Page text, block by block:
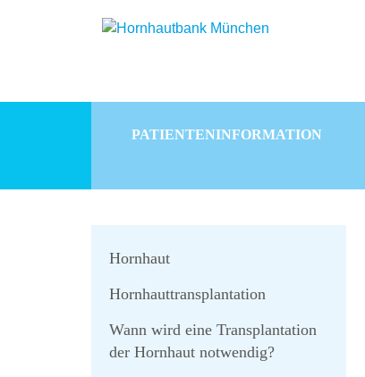
PATIENTENINFORMATION
Hornhaut
Hornhauttransplantation
Wann wird eine Transplantation
der Hornhaut notwendig?